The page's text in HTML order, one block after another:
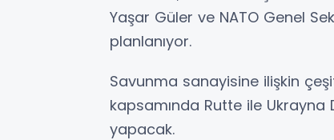
Yaşar Güler ve NATO Genel
planlanıyor.
Savunma sanayisine ilişkin
kapsamında Rutte ile Ukrayna
yapacak.